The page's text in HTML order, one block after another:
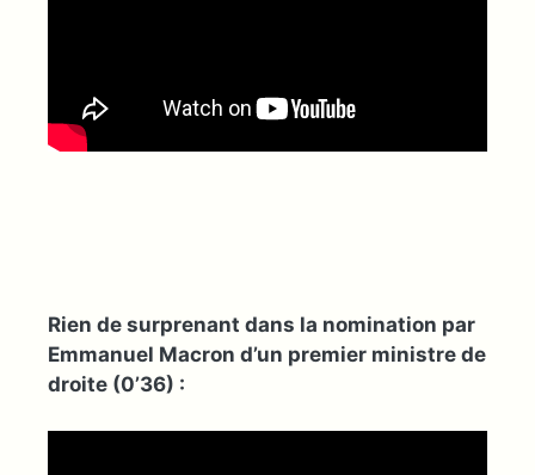
Rien de surprenant dans la nomination par
Emmanuel Macron d’un premier ministre de
droite (0’36) :